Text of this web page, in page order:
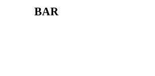
BAR